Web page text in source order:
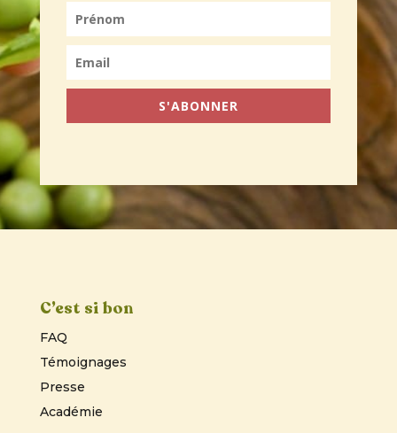
S'ABONNER
C’est si bon
FAQ
Témoignages
Presse
Académie